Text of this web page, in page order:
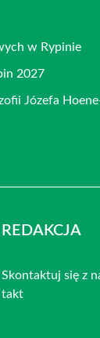
w Rypinie
2027
Józefa
REDAKCJA
Skontaktuj się z
takt